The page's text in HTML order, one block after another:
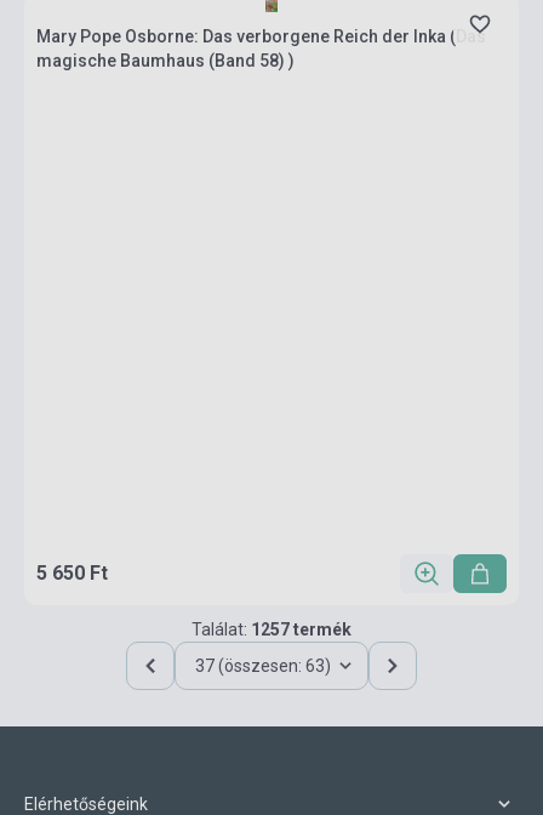
Mary Pope Osborne: Das verborgene Reich der Inka (Das
magische Baumhaus (Band 58) )
5 650 Ft
Találat: 1257 termék
37 (összesen: 63)
Elérhetőségeink